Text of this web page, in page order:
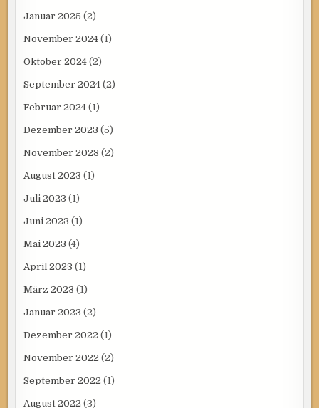
Januar 2025 (2)
November 2024 (1)
Oktober 2024 (2)
September 2024 (2)
Februar 2024 (1)
Dezember 2023 (5)
November 2023 (2)
August 2023 (1)
Juli 2023 (1)
Juni 2023 (1)
Mai 2023 (4)
April 2023 (1)
März 2023 (1)
Januar 2023 (2)
Dezember 2022 (1)
November 2022 (2)
September 2022 (1)
August 2022 (3)